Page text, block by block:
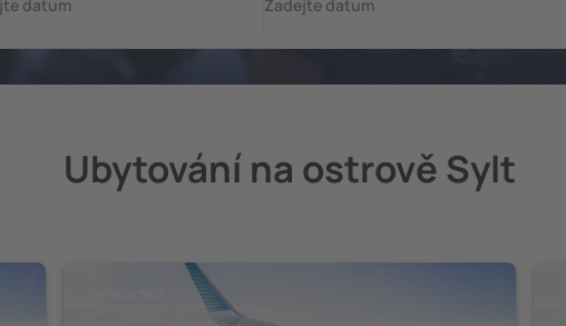
Ubytování na ostrově Sylt